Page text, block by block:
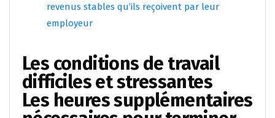
revenus stables qu’ils reçoivent par leur
employeur
Les conditions de travail
difficiles et stressantes
Les heures supplémentaires